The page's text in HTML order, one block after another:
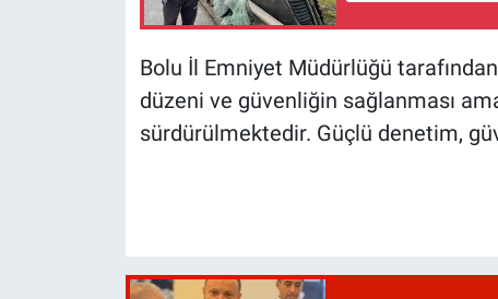
Bolu İl Emniyet Müdürlüğü
düzeni ve güvenliğin sağlanması
sürdürülmektedir. Güçlü denetim,